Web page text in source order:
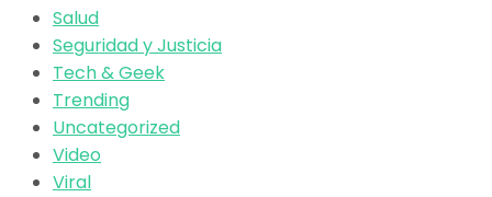
Salud
Seguridad y Justicia
Tech & Geek
Trending
Uncategorized
Video
Viral